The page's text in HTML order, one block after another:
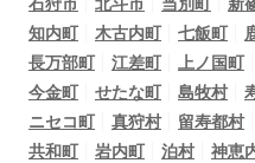
石狩市
北斗市 当別町 新
知内町
木古内町 七飯町
長万部町
江差町 上ノ国町
今金町
せたな町 島牧村
ニセコ町
真狩村 留寿都村
共和町
岩内町 泊村 神恵